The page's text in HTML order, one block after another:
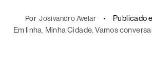
Por Josivandro Avelar Publicado
Em linha, Minha Cidade, Vamos